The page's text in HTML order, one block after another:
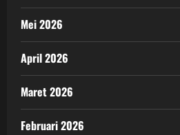
Mei 2026
April 2026
Maret 2026
Februari 2026